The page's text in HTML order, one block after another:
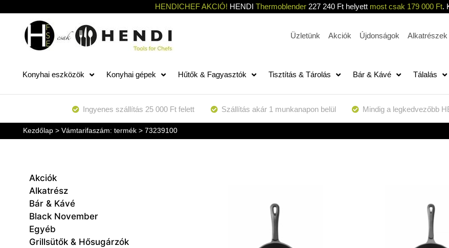
HENDICHEF AKCIÓ! HENDI Thermoblender227 240 Ft helyett most csak 179 000 Ft.
Üzletünk Akciók Újdonságok Alkatrészek
Konyhai eszközök Konyhai gépek Hűtők & Fagyasztók Tisztítás & Tárolás Bár & Kávé Tálalás
Ingyenes szállítás 25 000 Ft felett Szállítás akár 1 munkanapon belül Mindig a legkedvezőbb
Kezdőlap> Vámtarifaszám: termék > 73239100
Akciók
Alkatrész
Bár & Kávé
Black November
Egyéb
Grillsütők & Hősugárzók